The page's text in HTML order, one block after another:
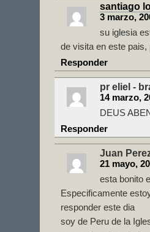
santiago
3 marzo,
su iglesia
de visita en este pais,
Responder
pr eliel -
14 marzo,
DEUS
Responder
Juan
21 mayo,
esta bonito
Especificamente
responder este dia
soy de Peru de la